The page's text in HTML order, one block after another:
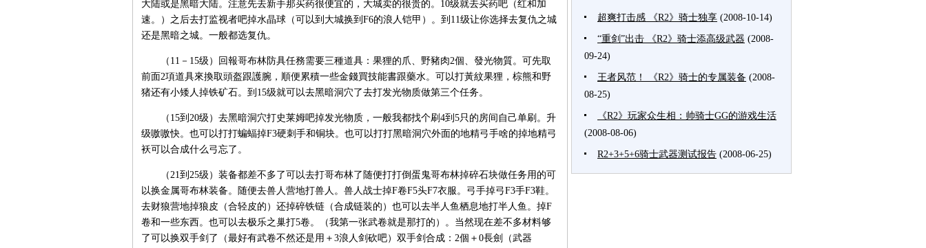
大陆或是黑暗大陆。注意先去新手那买药很便宜的，大城卖的很贵的。10级就去买药吧（红和加
速。）之后去打监视者吧掉水晶球（可以到大城换到F6的浪人铠甲）。到11级让你选择去复仇之城
还是黑暗之城。一般都选复仇。
（11－15级）回報哥布林防具任務需要三種道具：果狸的爪、野豬肉2個、發光物質。可先取
前面2項道具來換取頭盔跟護腕，順便累積一些金錢買技能書跟藥水。可以打黃紋果狸，棕熊和野
猪还有小矮人掉铁矿石。到15级就可以去黑暗洞穴了去打发光物质做第三个任务。
（15到20级）去黑暗洞穴打史莱姆吧掉发光物质，一般我都找个刷4到5只的房间自己单刷。升
级嗷嗷快。也可以打打蝙蝠掉F3硬刺手和铜块。也可以打打黑暗洞穴外面的地精弓手啥的掉地精弓
袄可以合成什么弓忘了。
（21到25级）装备都差不多了可以去打哥布林了随便打打倒蛋鬼哥布林掉碎石块做任务用的可
以换金属哥布林装备。随便去兽人营地打兽人。兽人战士掉F卷F5头F7衣服。弓手掉弓F3手F3鞋。
去财狼营地掉狼皮（合轻皮的）还掉碎铁链（合成链装的）也可以去半人鱼栖息地打半人鱼。掉F
卷和一些东西。也可以去极乐之巢打5卷。（我第一张武卷就是那打的）。当然现在差不多材料够
了可以换双手剑了（最好有武卷不然还是用＋3浪人剑砍吧）双手剑合成：2個＋0長劍（武器
超爽打击感 《R2》骑士独享 (2008-10-14)
“重剑”出击 《R2》骑士添高级武器 (2008-
09-24)
王者风范！ 《R2》骑士的专属装备 (2008-
08-25)
《R2》玩家众生相：帅骑士GG的游戏生活
(2008-08-06)
R2+3+5+6骑士武器测试报告 (2008-06-25)